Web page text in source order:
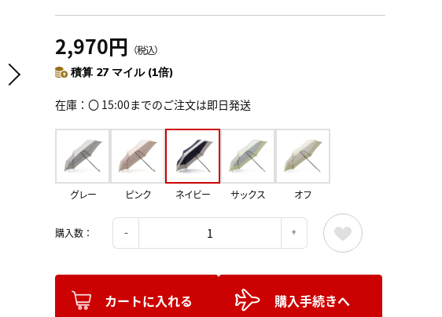
2,970円 （税込）
積算 27 マイル (1倍)
在庫 〇 15:00までのご注文は即日発送
グレー ピンク ネイビー サックス オフ
購入数：
カートに入れる 購入手続きへ